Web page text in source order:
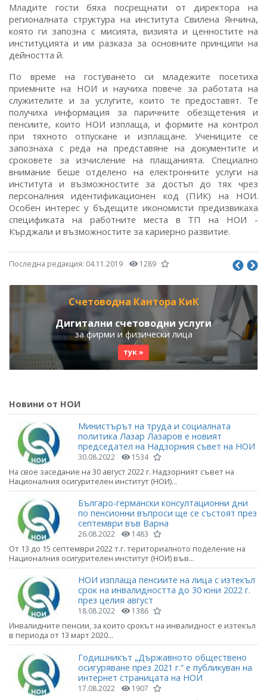
Младите гости бяха посрещнати от директора на
регионалната структура на института Свилена Янчина,
която ги запозна с мисията, визията и ценностите на
институцията и им разказа за основните принципи на
дейността й.
По време на гостуването си младежите посетиха
приемните на НОИ и научиха повече за работата на
служителите и за услугите, които те предоставят. Те
получиха информация за паричните обезщетения и
пенсиите, които НОИ изплаща, и формите на контрол
при тяхното отпускане и изплащане. Учениците се
запознаха с реда на представяне на документите и
сроковете за изчисление на плащанията. Специално
внимание беше отделено на електронните услуги на
института и възможностите за достъп до тях чрез
персоналния идентификационен код (ПИК) на НОИ.
Особен интерес у бъдещите икономисти предизвикаха
спецификата на работните места в ТП на НОИ -
Кърджали и възможностите за кариерно развитие.
Последна редакция: 04.11.2019 1289
Счетоводна Кантора КиК
Дигитални счетоводни услуги
за фирми и физически лица
тук »
Новини от НОИ
Министърът на труда и социалната
политика Лазар Лазаров е новият
председател на Надзорния съвет на НОИ
30.08.2022 1534
На свое заседание на 30 август 2022 г. Надзорният съвет на
Националния осигурителен институт (НОИ)...
Българо-германски консултационни дни
по пенсионни въпроси ще се състоят през
септември във Варна
26.08.2022 1483
От 13 до 15 септември 2022 т.г. териториалното поделение на
Националния осигурителен институт (НОИ) във...
НОИ изплаща пенсиите на лица с изтекъл
срок на инвалидността до 30 юни 2022 г.
през целия август
18.08.2022 1386
Инвалидните пенсии, за които срокът на инвалидност е изтекъл
в периода от 13 март 2020...
Годишникът „Държавното обществено
осигуряване през 2021 г.“ е публикуван на
интернет страницата на НОИ
17.08.2022 1907